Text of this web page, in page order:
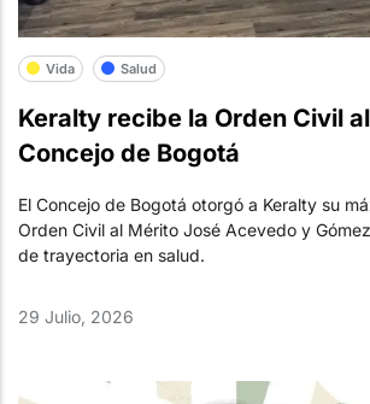
Vida Salud
Keralty recibe la Orden Civil
Concejo de Bogotá
El Concejo de Bogotá otorgó a Keralty su
Orden Civil al Mérito José Acevedo y
de trayectoria en salud.
29 Julio, 2026